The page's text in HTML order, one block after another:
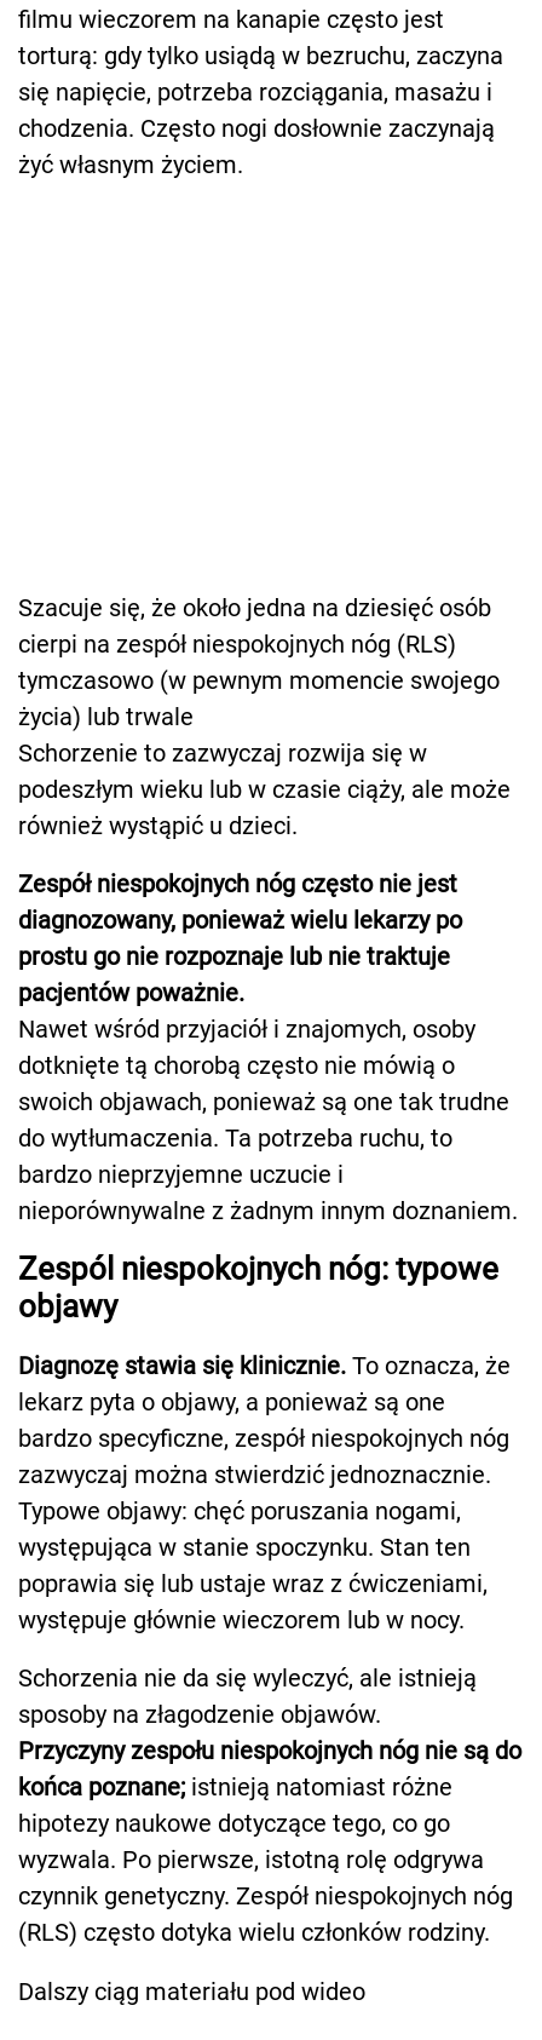
filmu wieczorem na kanapie często jest
torturą: gdy tylko usiądą w bezruchu, zaczyna
się napięcie, potrzeba rozciągania, masażu i
chodzenia. Często nogi dosłownie zaczynają
żyć własnym życiem.
Szacuje się, że około jedna na dziesięć osób
cierpi na zespół niespokojnych nóg (RLS)
tymczasowo (w pewnym momencie swojego
życia) lub trwale
Schorzenie to zazwyczaj rozwija się w
podeszłym wieku lub w czasie ciąży, ale może
również wystąpić u dzieci.
Zespół niespokojnych nóg często nie jest
diagnozowany, ponieważ wielu lekarzy po
prostu go nie rozpoznaje lub nie traktuje
pacjentów poważnie.
Nawet wśród przyjaciół i znajomych, osoby
dotknięte tą chorobą często nie mówią o
swoich objawach, ponieważ są one tak trudne
do wytłumaczenia. Ta potrzeba ruchu, to
bardzo nieprzyjemne uczucie i
nieporównywalne z żadnym innym doznaniem.
Zespól niespokojnych nóg: typowe
objawy
Diagnozę stawia się klinicznie. To oznacza, że
lekarz pyta o objawy, a ponieważ są one
bardzo specyficzne, zespół niespokojnych nóg
zazwyczaj można stwierdzić jednoznacznie.
Typowe objawy: chęć poruszania nogami,
występująca w stanie spoczynku. Stan ten
poprawia się lub ustaje wraz z ćwiczeniami,
występuje głównie wieczorem lub w nocy.
Schorzenia nie da się wyleczyć, ale istnieją
sposoby na złagodzenie objawów.
Przyczyny zespołu niespokojnych nóg nie są do
końca poznane; istnieją natomiast różne
hipotezy naukowe dotyczące tego, co go
wyzwala. Po pierwsze, istotną rolę odgrywa
czynnik genetyczny. Zespół niespokojnych nóg
(RLS) często dotyka wielu członków rodziny.
Dalszy ciąg materiału pod wideo